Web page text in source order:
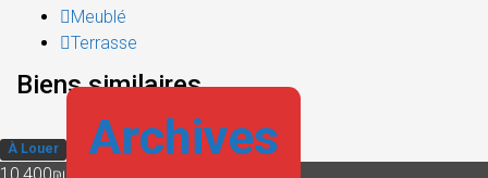
Meublé
Terrasse
Biens similaires
À Louer Archives